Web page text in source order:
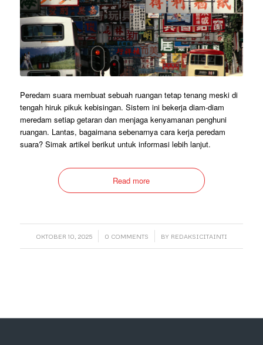
Peredam suara membuat sebuah ruangan tetap tenang meski di
tengah hiruk pikuk kebisingan. Sistem ini bekerja diam-diam
meredam setiap getaran dan menjaga kenyamanan penghuni
ruangan. Lantas, bagaimana sebenarnya cara kerja peredam
suara? Simak artikel berikut untuk informasi lebih lanjut.
Read more
OKTOBER 10, 2025
/ 0 COMMENTS
/ BY REDAKSICITAINTI